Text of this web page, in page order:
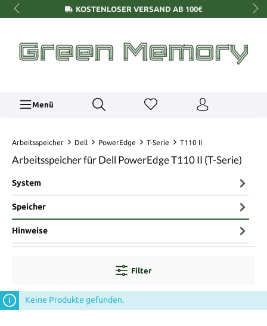
KOSTENLOSER VERSAND AB 100€
Menü
Arbeitsspeicher Dell PowerEdge T-Serie T110 II
Arbeitsspeicher für Dell PowerEdge T110 II (T-Serie)
System
Speicher
Hinweise
Filter
Keine Produkte gefunden.